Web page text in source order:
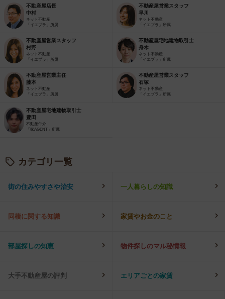
不動産屋店長
中村
ネット不動産
「イエプラ」所属
不動産屋営業スタッフ
早川
ネット不動産
「イエプラ」所属
不動産屋営業スタッフ
村野
ネット不動産
「イエプラ」所属
不動産屋宅地建物取引士
舟木
ネット不動産
「イエプラ」所属
不動産屋営業主任
藤本
ネット不動産
「イエプラ」所属
不動産屋営業スタッフ
石塚
ネット不動産
「イエプラ」所属
不動産屋宅地建物取引士
豊田
不動産仲介
「家AGENT」所属
カテゴリ一覧
街の住みやすさや治安 一人暮らしの知識
同棲に関する知識 家賃やお金のこと
部屋探しの知恵 物件探しのマル秘情報
大手不動産屋の評判 エリアごとの家賃